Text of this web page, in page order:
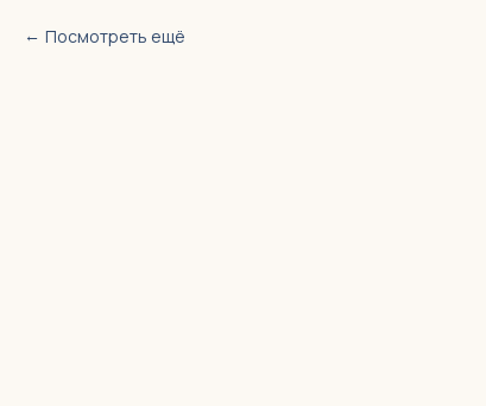
Посмотреть ещё